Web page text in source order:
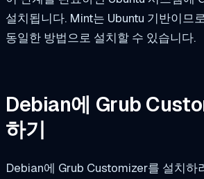
설치됩니다. Mint는 Ubuntu 기반이므
동일한 방법으로 설치할 수 있습니다.
Debian에 Grub
하기
Debian에 Grub Customizer를 설치하